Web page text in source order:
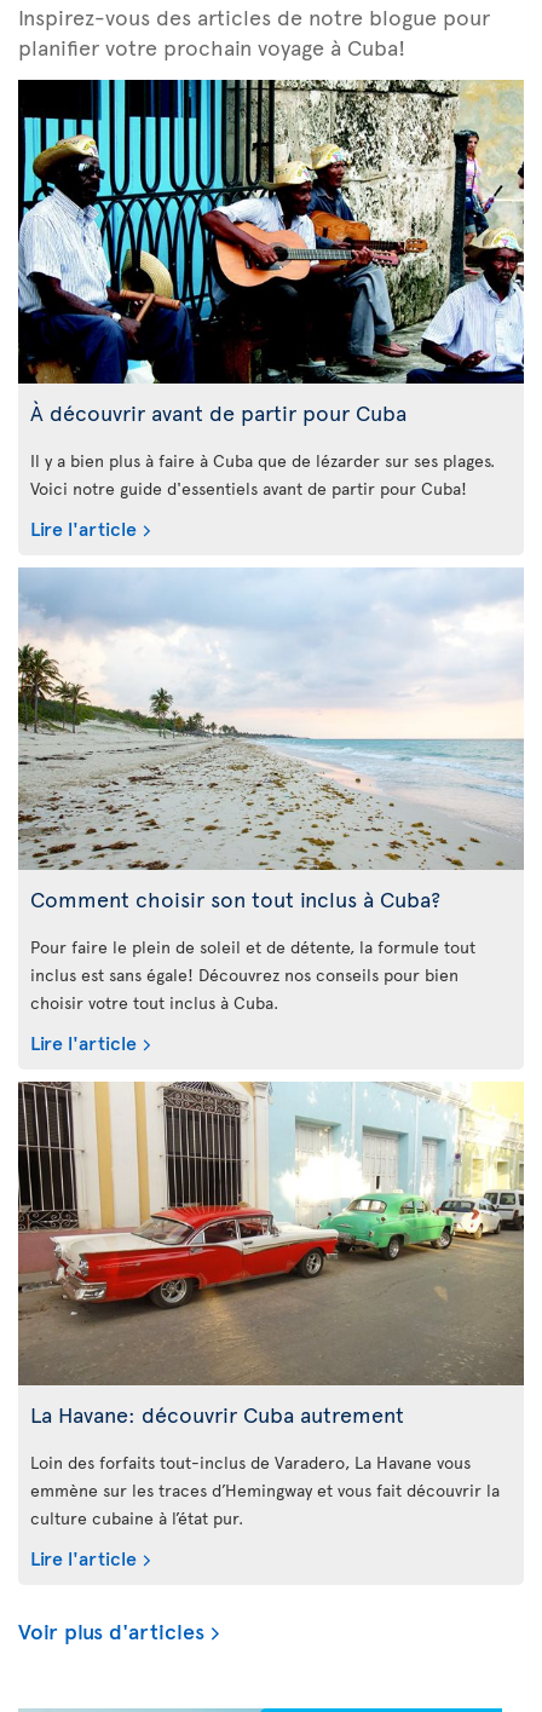
Inspirez-vous des articles de notre blogue pour
planifier votre prochain voyage à Cuba!
À découvrir avant de partir pour Cuba
Il y a bien plus à faire à Cuba que de lézarder sur ses plages.
Voici notre guide d'essentiels avant de partir pour Cuba!
Lire l'article
Comment choisir son tout inclus à Cuba?
Pour faire le plein de soleil et de détente, la formule tout
inclus est sans égale! Découvrez nos conseils pour bien
choisir votre tout inclus à Cuba.
Lire l'article
La Havane: découvrir Cuba autrement
Loin des forfaits tout-inclus de Varadero, La Havane vous
emmène sur les traces d’Hemingway et vous fait découvrir la
culture cubaine à l’état pur.
Lire l'article
Voir plus d'articles